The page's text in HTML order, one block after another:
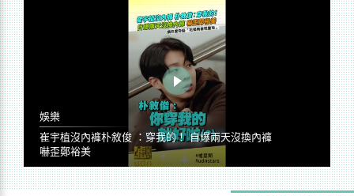
娛樂
崔宇植沒內褲朴敘俊 ：穿我的！ 自爆兩天沒換內褲
嚇歪鄭裕美